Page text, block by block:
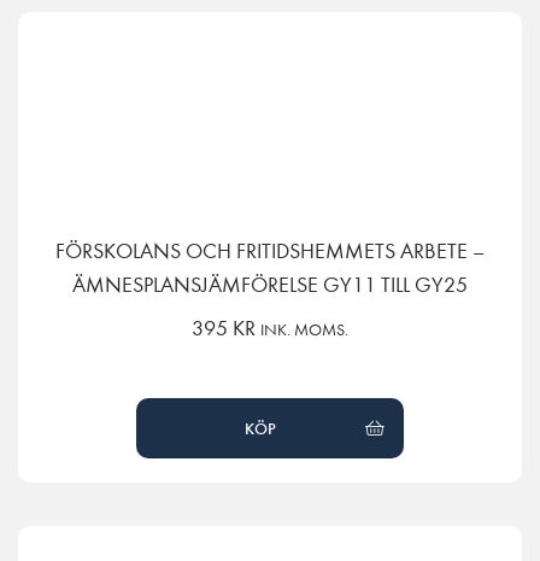
FÖRSKOLANS OCH FRITIDSHEMMETS ARBETE –
ÄMNESPLANSJÄMFÖRELSE GY11 TILL GY25
395 KR INK. MOMS.
KÖP